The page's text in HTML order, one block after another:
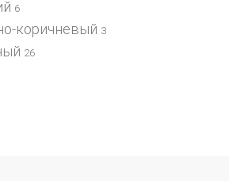
6
коричневый 3
26